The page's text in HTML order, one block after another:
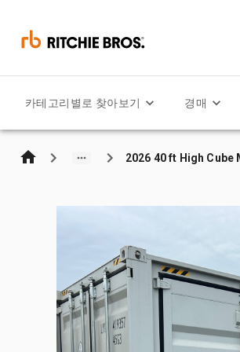
카테고리별로 찾아보기 경매
2026 40 ft High